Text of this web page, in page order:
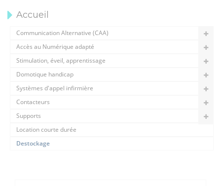
Accueil
Communication Alternative (CAA)
Accès au Numérique adapté
Stimulation, éveil, apprentissage
Domotique handicap
Systèmes d'appel infirmière
Contacteurs
Supports
Location courte durée
Destockage